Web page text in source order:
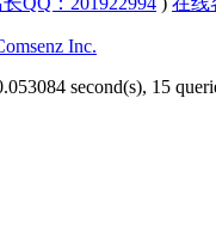
Inc.
second(s), 15